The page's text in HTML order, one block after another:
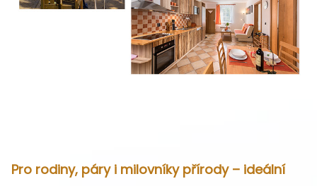
Pro rodiny, páry i milovníky přírody – ideální